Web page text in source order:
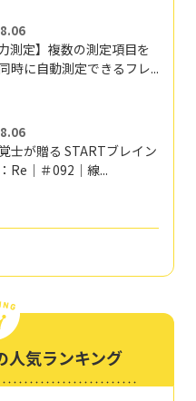
力測定】複数の測定項目を
時に自動測定できるフレ...
士が贈る STARTブレイン
Re｜＃092｜線...
人気ランキング